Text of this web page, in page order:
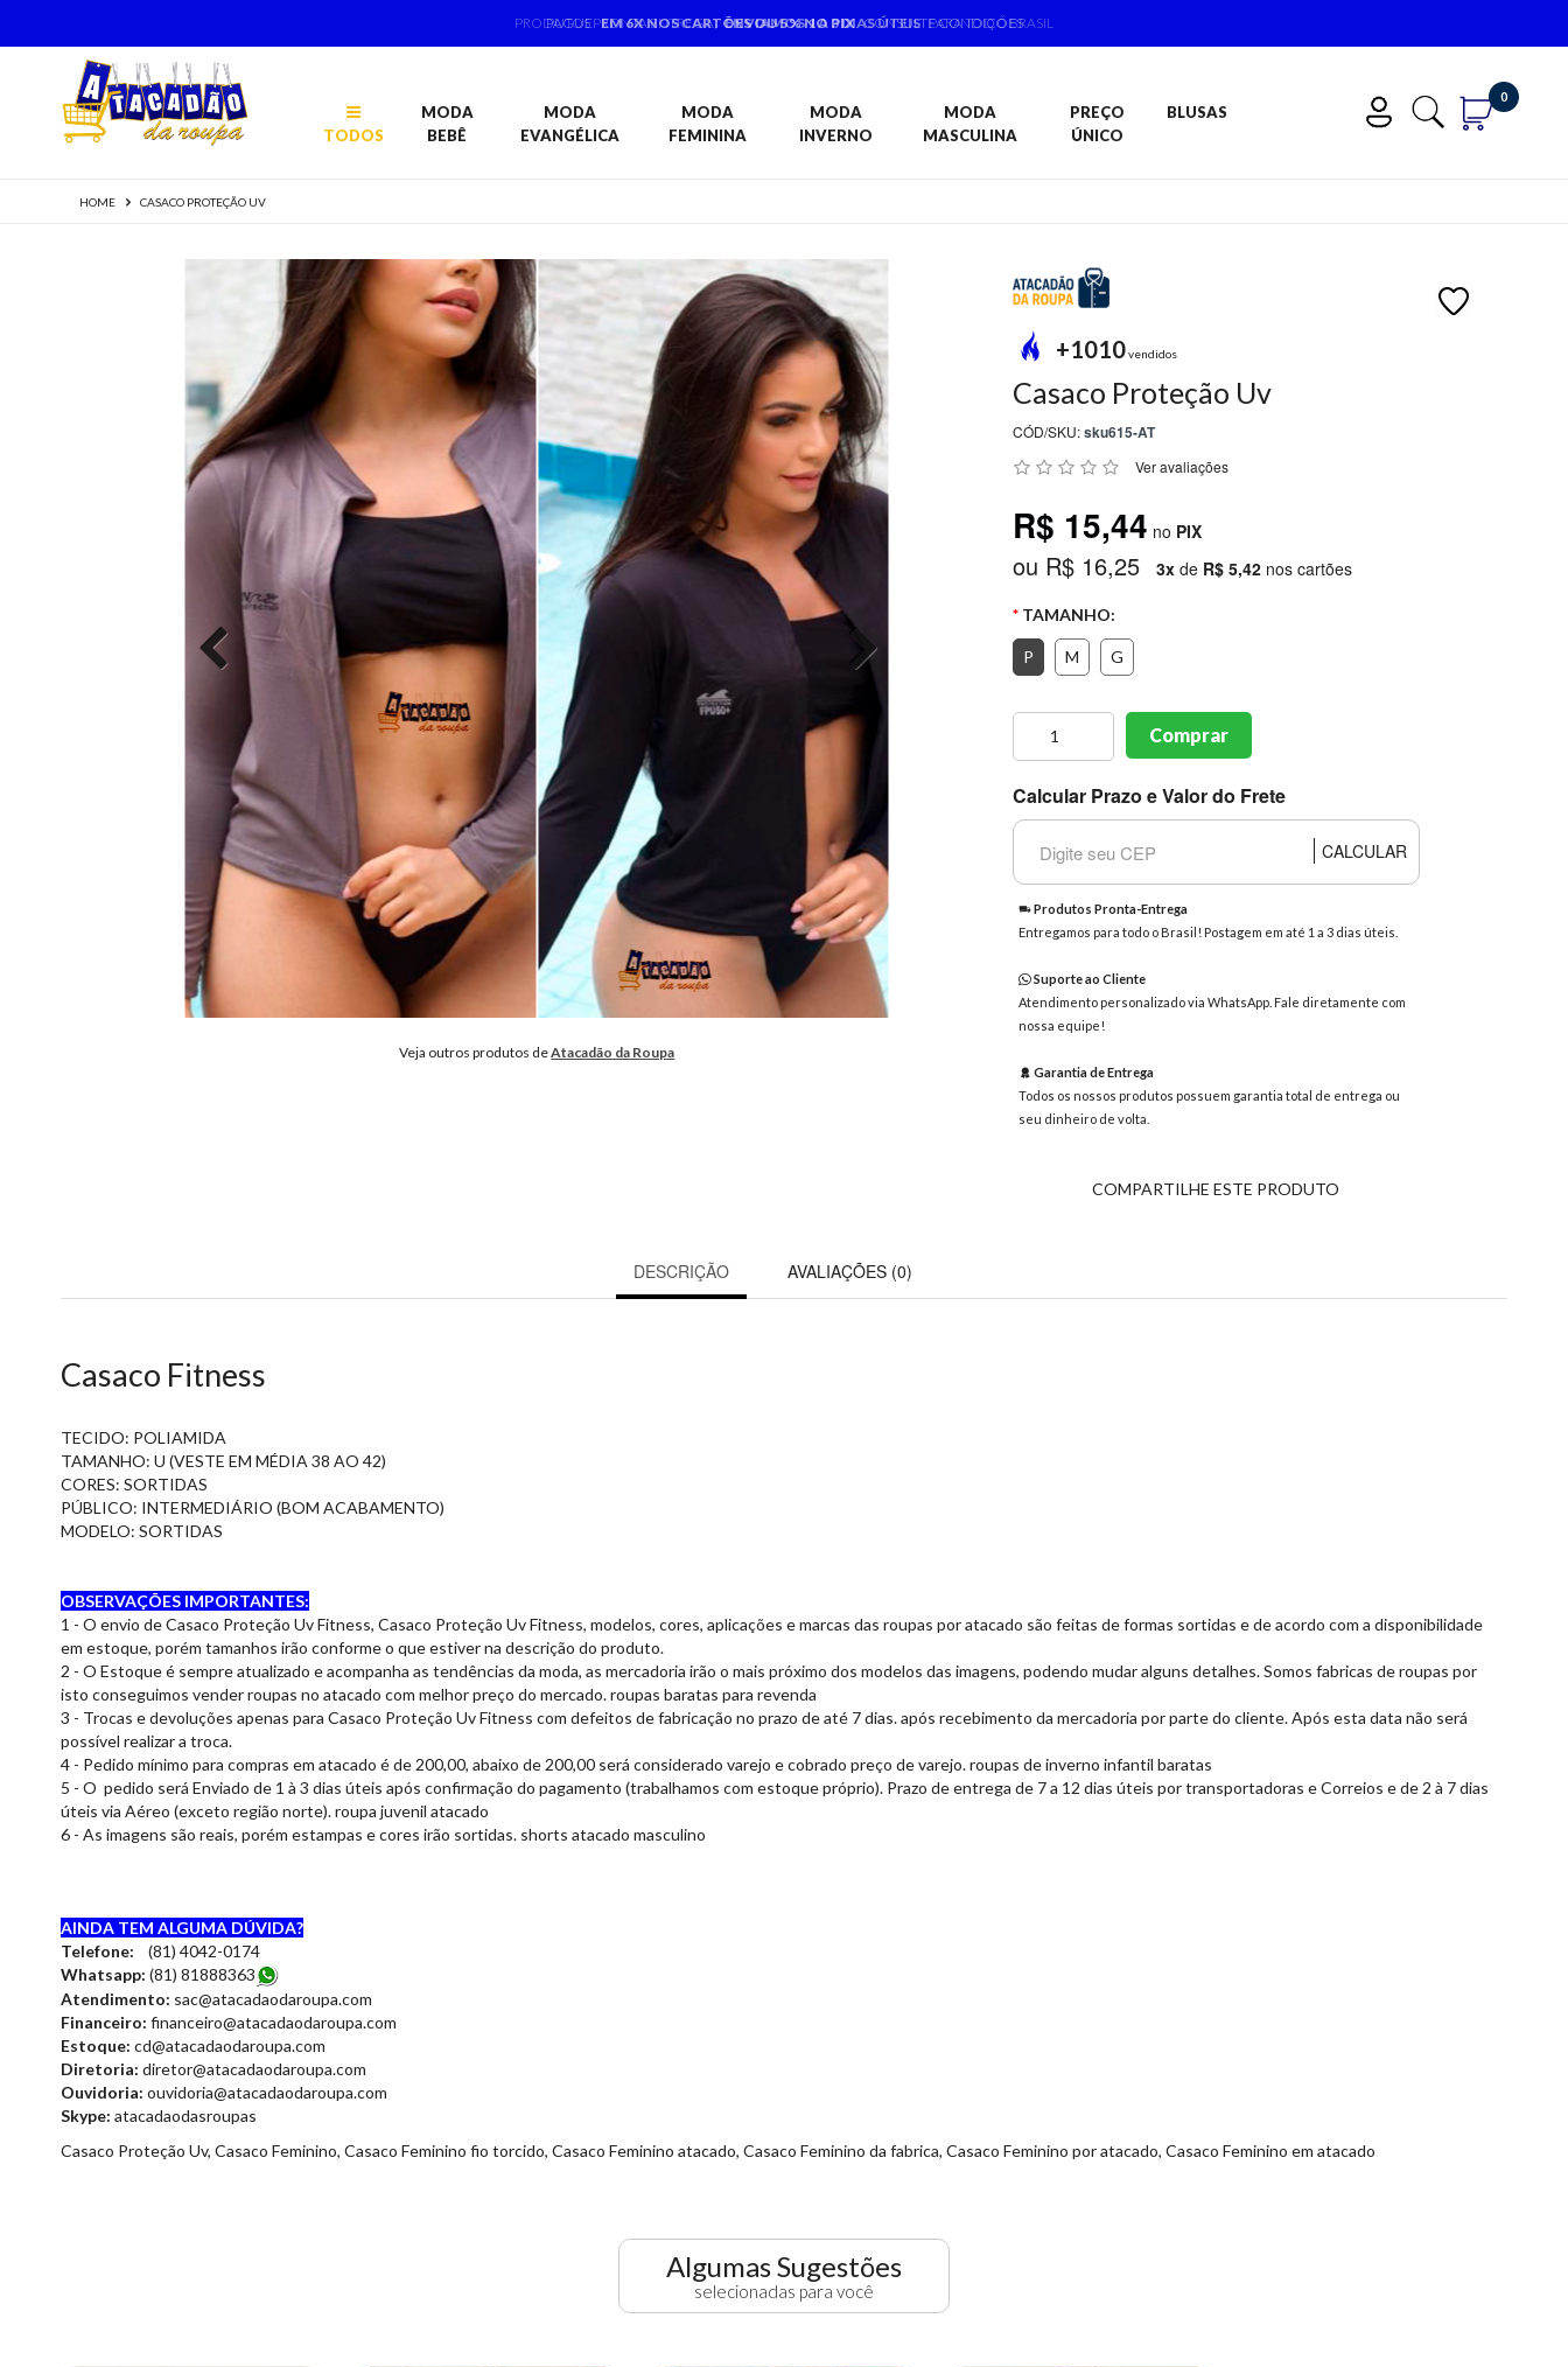
PRODUTOS PRONTA ENTREGA, ENVIAMOS 1 A 3 DIAS ÚTEIS PARA TODO BRASIL
TODOS
MODA
BEBÊ
MODA
EVANGÉLICA
MODA
FEMININA
MODA
INVERNO
MODA
MASCULINA
PREÇO
ÚNICO
BLUSAS
0
HOME CASACO PROTEÇÃO UV
Veja outros produtos deAtacadão da Roupa
+1010vendidos
Casaco Proteção Uv
CÓD/SKU:sku615-AT
Ver avaliações
R$ 15,44 no PIX
ou R$ 16,25 3xde R$ 5,42nos cartões
TAMANHO:
P M G
Comprar
Calcular Prazo e Valor do Frete
CALCULAR
Produtos Pronta-Entrega
Entregamos para todo o Brasil! Postagem em até 1 a 3 dias úteis.
Suporte ao Cliente
Atendimento personalizado via WhatsApp. Fale diretamente com
nossa equipe!
Garantia de Entrega
Todos os nossos produtos possuem garantia total de entrega ou
seu dinheiro de volta.
COMPARTILHE ESTE PRODUTO
DESCRIÇÃO AVALIAÇÕES (0)
Casaco Fitness
TECIDO: POLIAMIDA
TAMANHO: U (VESTE EM MÉDIA 38 AO 42)
CORES: SORTIDAS
PÚBLICO: INTERMEDIÁRIO (BOM ACABAMENTO)
MODELO: SORTIDAS
OBSERVAÇÕES IMPORTANTES:
1 - O envio de Casaco Proteção Uv Fitness, Casaco Proteção Uv Fitness, modelos, cores, aplicações e marcas das roupas por atacado são feitas de formas sortidas e de acordo com a disponibilidade
em estoque, porém tamanhos irão conforme o que estiver na descrição do produto.
2 - O Estoque é sempre atualizado e acompanha as tendências da moda, as mercadoria irão o mais próximo dos modelos das imagens, podendo mudar alguns detalhes. Somos fabricas de roupas por
isto conseguimos vender roupas no atacado com melhor preço do mercado. roupas baratas para revenda
3 - Trocas e devoluções apenas para Casaco Proteção Uv Fitness com defeitos de fabricação no prazo de até 7 dias. após recebimento da mercadoria por parte do cliente. Após esta data não será
possível realizar a troca.
4 - Pedido mínimo para compras em atacado é de 200,00, abaixo de 200,00 será considerado varejo e cobrado preço de varejo. roupas de inverno infantil baratas
5 - O pedido será Enviado de 1 à 3 dias úteis após confirmação do pagamento (trabalhamos com estoque próprio). Prazo de entrega de 7 a 12 dias úteis por transportadoras e Correios e de 2 à 7 dias
úteis via Aéreo (exceto região norte). roupa juvenil atacado
6 - As imagens são reais, porém estampas e cores irão sortidas. shorts atacado masculino
AINDA TEM ALGUMA DÚVIDA?
Telefone: (81) 4042-0174
Whatsapp: (81) 81888363
Atendimento: sac@atacadaodaroupa.com
Financeiro: financeiro@atacadaodaroupa.com
Estoque: cd@atacadaodaroupa.com
Diretoria: diretor@atacadaodaroupa.com
Ouvidoria: ouvidoria@atacadaodaroupa.com
Skype: atacadaodasroupas
Casaco Proteção Uv, Casaco Feminino, Casaco Feminino fio torcido, Casaco Feminino atacado, Casaco Feminino da fabrica, Casaco Feminino por atacado, Casaco Feminino em atacado
Algumas Sugestões
selecionadas para você